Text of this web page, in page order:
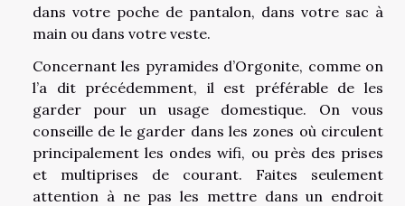
dans votre poche de pantalon, dans votre sac à
main ou dans votre veste.
Concernant les pyramides d’Orgonite, comme on
l’a dit précédemment, il est préférable de les
garder pour un usage domestique. On vous
conseille de le garder dans les zones où circulent
principalement les ondes wifi, ou près des prises
et multiprises de courant. Faites seulement
attention à ne pas les mettre dans un endroit